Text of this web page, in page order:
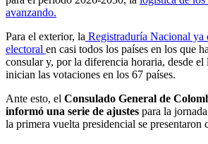
avanzando.
Para el exterior, la Registraduría Nacional ya
electoral en casi todos los países en los que
consular y, por la diferencia horaria, desde
inician las votaciones en los 67 países.
Ante esto, el Consulado General de
informó una serie de ajustes para la
la primera vuelta presidencial se presentaron